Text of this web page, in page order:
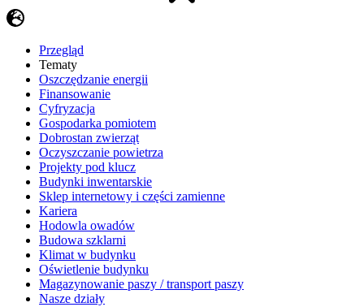
Przegląd
Tematy
​Oszczędzanie energii
Finansowanie
Cyfryzacja
Gospodarka pomiotem
Dobrostan zwierząt
Oczyszczanie powietrza
Projekty pod klucz
Budynki inwentarskie
Sklep internetowy i części zamienne
Kariera
Hodowla owadów
Budowa szklarni
Klimat w budynku
Oświetlenie budynku
Magazynowanie paszy / transport paszy
Nasze działy